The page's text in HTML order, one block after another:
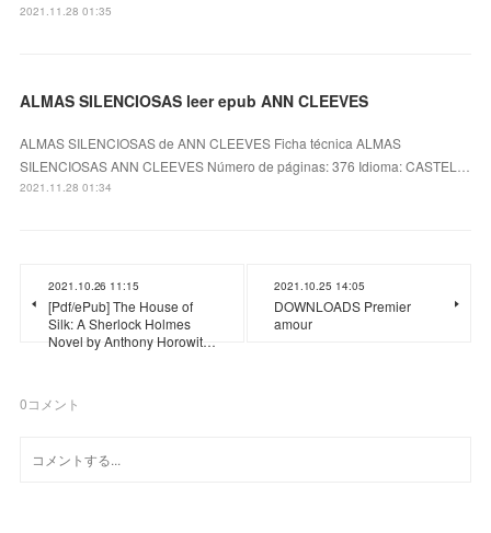
2021.11.28 01:35
ALMAS SILENCIOSAS leer epub ANN CLEEVES
ALMAS SILENCIOSAS de ANN CLEEVES Ficha técnica ALMAS
SILENCIOSAS ANN CLEEVES Número de páginas: 376 Idioma: CASTEL…
2021.11.28 01:34
2021.10.26 11:15
[Pdf/ePub] The House of
Silk: A Sherlock Holmes
Novel by Anthony Horowit…
2021.10.25 14:05
DOWNLOADS Premier
amour
0コメント